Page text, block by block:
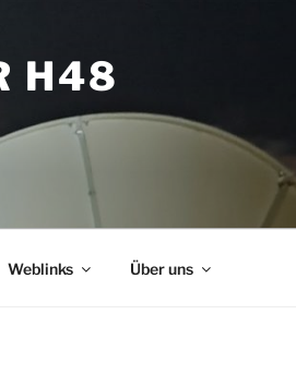
H48
Weblinks Über uns